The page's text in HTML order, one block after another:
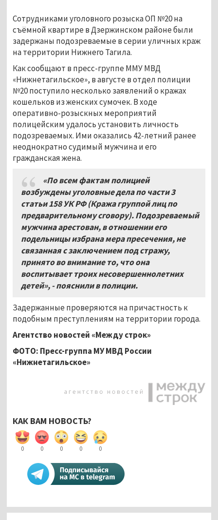
Сотрудниками уголовного розыска ОП №20 на
съёмной квартире в Дзержинском районе были
задержаны подозреваемые в серии уличных краж
на территории Нижнего Тагила.
Как сообщают в пресс-группе ММУ МВД
«Нижнетагильское», в августе в отдел полиции
№20 поступило несколько заявлений о кражах
кошельков из женских сумочек. В ходе
оперативно-розыскных мероприятий
полицейским удалось установить личность
подозреваемых. Ими оказались 42-летний ранее
неоднократно судимый мужчина и его
гражданская жена.
«По всем фактам полицией
возбуждены уголовные дела по части 3
статьи 158 УК РФ (Кража группой лиц по
предварительному сговору). Подозреваемый
мужчина арестован, в отношении его
подельницы избрана мера пресечения, не
связанная с заключением под стражу,
принято во внимание то, что она
воспитывает троих несовершеннолетних
детей», - пояснили в полиции.
Задержанные проверяются на причастность к
подобным преступлениям на территории города.
Агентство новостей «Между строк»
ФОТО: Пресс-группа МУ МВД России
«Нижнетагильское»
КАК ВАМ НОВОСТЬ?
0 0 0 0 0